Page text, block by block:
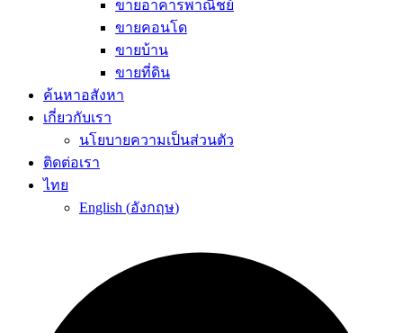
ขายอาคารพาณิชย์
ขายคอนโด
ขายบ้าน
ขายที่ดิน
ค้นหาอสังหา
เกี่ยวกับเรา
นโยบายความเป็นส่วนตัว
ติดต่อเรา
ไทย
English (อังกฤษ)